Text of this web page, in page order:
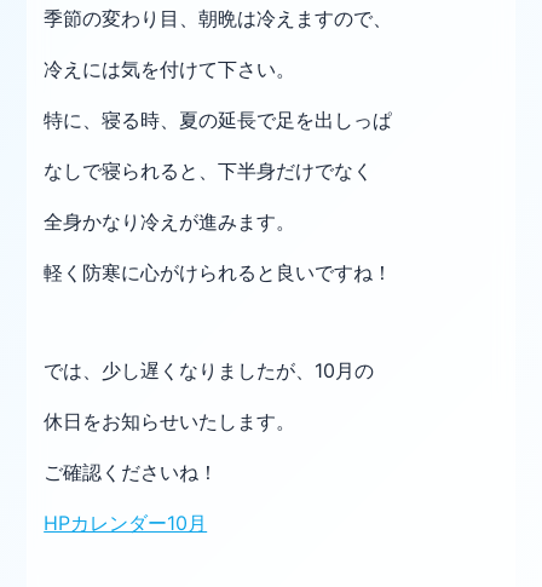
季節の変わり目、朝晩は冷えますので、
冷えには気を付けて下さい。
特に、寝る時、夏の延長で足を出しっぱ
なしで寝られると、下半身だけでなく
全身かなり冷えが進みます。
軽く防寒に心がけられると良いですね！
では、少し遅くなりましたが、10月の
休日をお知らせいたします。
ご確認くださいね！
HPカレンダー10月